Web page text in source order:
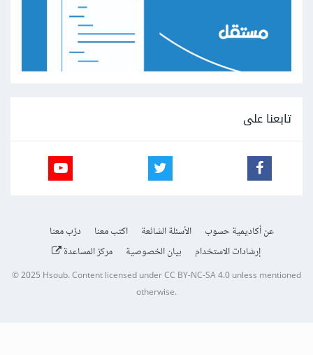
تابعنا على
عن أكاديمية حسوب الأسئلة الشائعة اكتب معنا
درّب معنا
إرشادات الاستخدام
بيان الخصوصية مركز المساعدة
© 2025 Hsoub.Content licensed underCC BY-NC-SA 4.0unless mentioned
otherwise.